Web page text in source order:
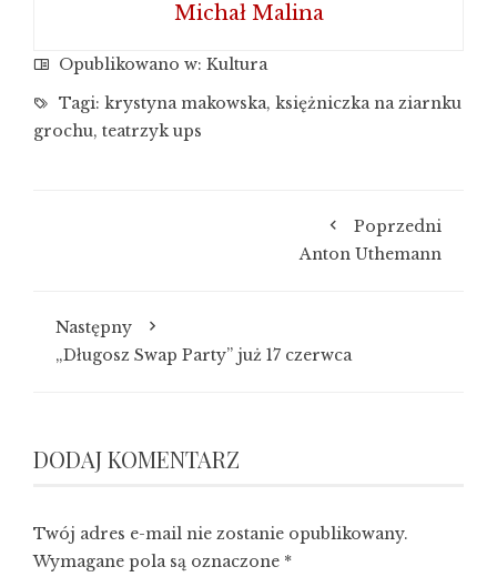
Michał Malina
Opublikowano w: Kultura
Tagi: krystyna makowska, księżniczka na ziarnku
grochu, teatrzyk ups
Poprzedni
Anton Uthemann
Następny
„Długosz Swap Party” już 17 czerwca
DODAJ KOMENTARZ
Twój adres e-mail nie zostanie opublikowany.
Wymagane pola są oznaczone *